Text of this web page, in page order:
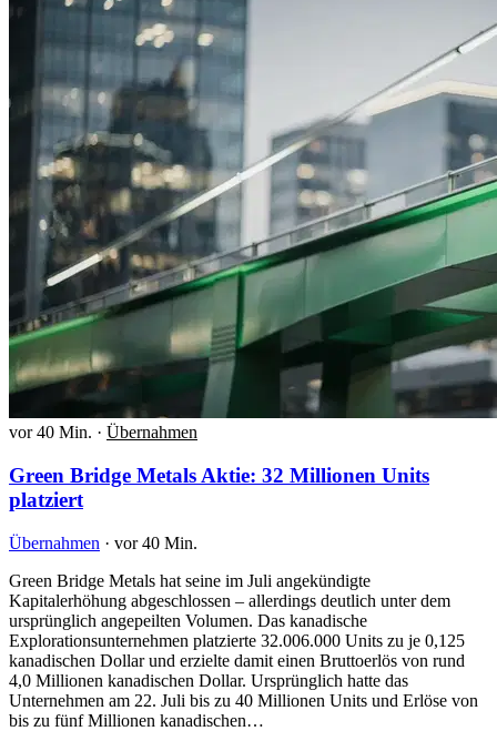
vor 40 Min. · Übernahmen
Green Bridge Metals Aktie: 32 Millionen Units
platziert
Übernahmen · vor 40 Min.
Green Bridge Metals hat seine im Juli angekündigte
Kapitalerhöhung abgeschlossen – allerdings deutlich unter dem
ursprünglich angepeilten Volumen. Das kanadische
Explorationsunternehmen platzierte 32.006.000 Units zu je 0,125
kanadischen Dollar und erzielte damit einen Bruttoerlös von rund
4,0 Millionen kanadischen Dollar. Ursprünglich hatte das
Unternehmen am 22. Juli bis zu 40 Millionen Units und Erlöse von
bis zu fünf Millionen kanadischen…